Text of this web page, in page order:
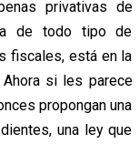
privativas de
de todo tipo de
fiscales, está en la
si les parece
propongan una
una ley que